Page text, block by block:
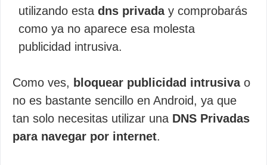
utilizando esta dns privaday comprobarás
como ya no aparece esa molesta
publicidad intrusiva.
Como ves, bloquear publicidad intrusivao
no es bastante sencillo en Android, ya que
tan solo necesitas utilizar una DNS Privadas
para navegar por internet.